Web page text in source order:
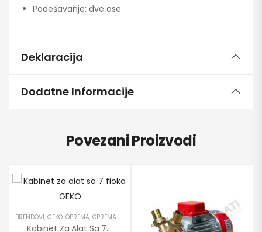
Podešavanje: dve ose
Deklaracija
Dodatne Informacije
Povezani Proizvodi
BRENDOVI, GEKO, OPREMA, OPREMA ZA SERVISE ,PROIZVODI,RUČNI ALATI
Kabinet Za Alat Sa 7 Fioka GEKO